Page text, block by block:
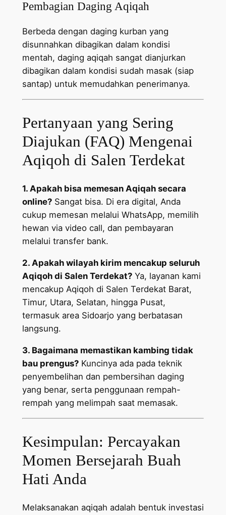
Pembagian Daging Aqiqah
Berbeda dengan daging kurban yang
disunnahkan dibagikan dalam kondisi
mentah, daging aqiqah sangat dianjurkan
dibagikan dalam kondisi sudah masak (siap
santap) untuk memudahkan penerimanya.
Pertanyaan yang Sering
Diajukan (FAQ) Mengenai
Aqiqoh di Salen Terdekat
1. Apakah bisa memesan Aqiqah secara
online?Sangat bisa. Di era digital, Anda
cukup memesan melalui WhatsApp, memilih
hewan via video call, dan pembayaran
melalui transfer bank.
2. Apakah wilayah kirim mencakup seluruh
Aqiqoh di Salen Terdekat?Ya, layanan kami
mencakup Aqiqoh di Salen Terdekat Barat,
Timur, Utara, Selatan, hingga Pusat,
termasuk area Sidoarjo yang berbatasan
langsung.
3. Bagaimana memastikan kambing tidak
bau prengus?Kuncinya ada pada teknik
penyembelihan dan pembersihan daging
yang benar, serta penggunaan rempah-
rempah yang melimpah saat memasak.
Kesimpulan: Percayakan
Momen Bersejarah Buah
Hati Anda
Melaksanakan aqiqah adalah bentuk investasi